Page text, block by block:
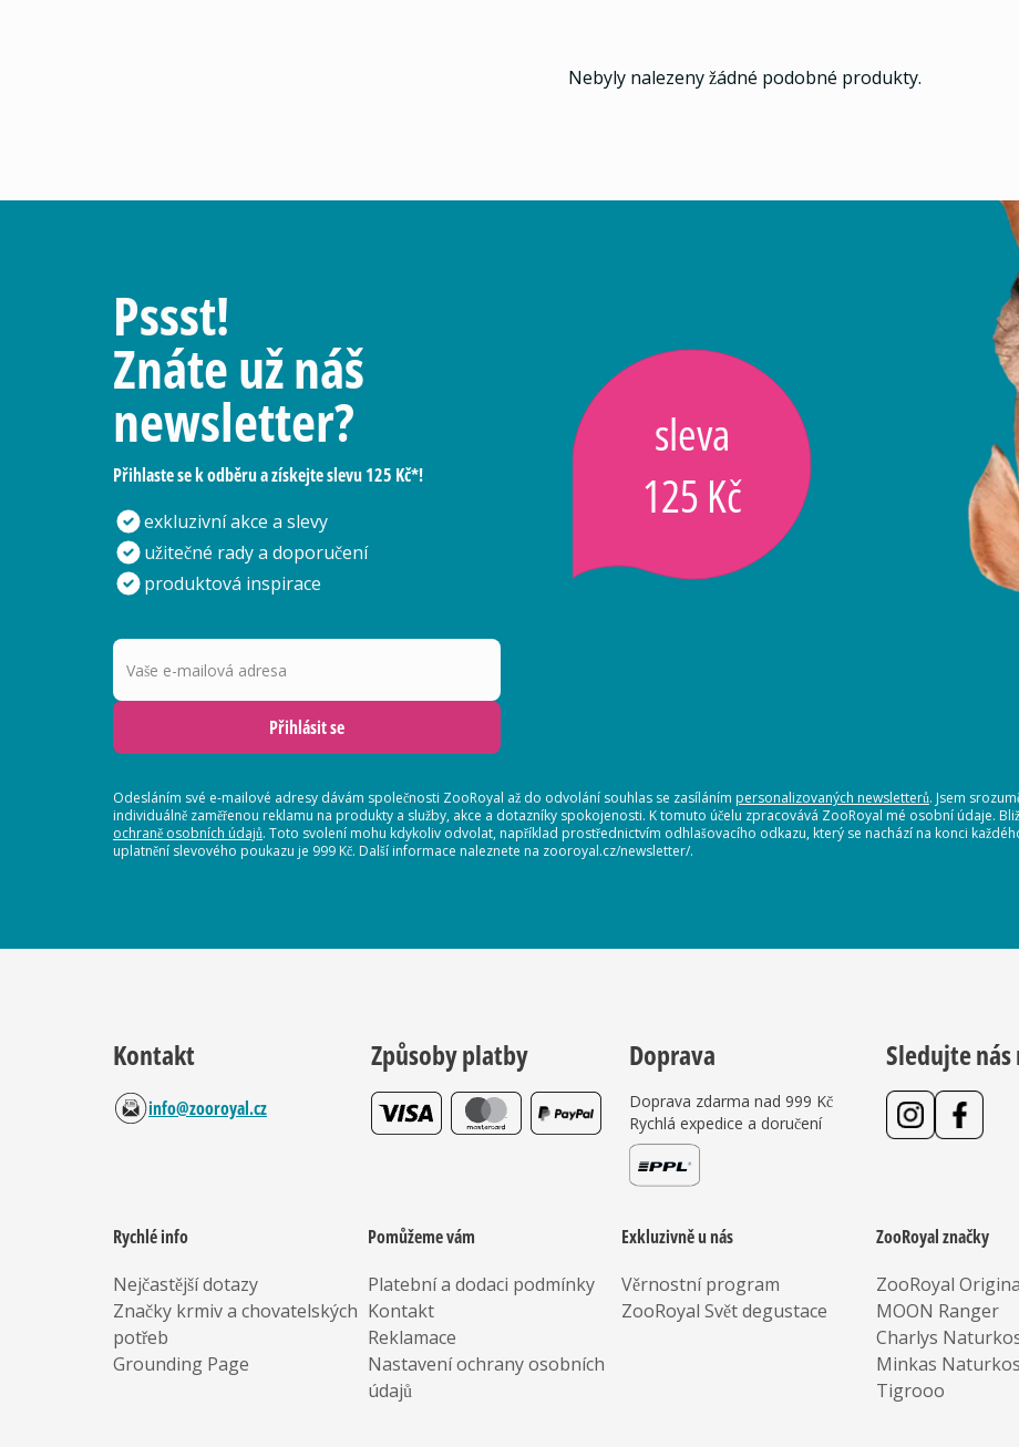
Nebyly nalezeny žádné podobné produkty.
Pssst!
Znáte už náš
newsletter?
Přihlaste se k odběru a získejte slevu 125 Kč*!
exkluzivní akce a slevy
užitečné rady a doporučení
produktová inspirace
sleva
125 Kč
Vaše e-mailová adresa
Přihlásit se
Odesláním své e-mailové adresy dávám společnosti ZooRoyal až do odvolání souhlas se zasíláním personalizovaných newsletterů. Jsem
individuálně zaměřenou reklamu na produkty a služby, akce a dotazníky spokojenosti. K tomuto účelu zpracovává ZooRoyal mé osobní údaje.
ochraně osobních údajů. Toto svolení mohu kdykoliv odvolat, například prostřednictvím odhlašovacího odkazu, který se nachází na konci
uplatnění slevového poukazu je 999 Kč. Další informace naleznete na zooroyal.cz/newsletter/.
Kontakt
info@zooroyal.cz
Způsoby platby Doprava
Doprava zdarma nad 999 Kč
Rychlá expedice a doručení
Sledujte nás
Rychlé info
Nejčastější dotazy
Značky krmiv a chovatelských
potřeb
Grounding Page
Pomůžeme vám
Platební a dodaci podmínky
Kontakt
Reklamace
Nastavení ochrany osobních
údajů
Exkluzivně u nás
Věrnostní program
ZooRoyal Svět degustace
ZooRoyal značky
ZooRoyal
MOON Ranger
Charlys
Minkas
Tigrooo